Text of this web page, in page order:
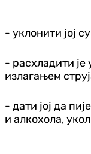
- уклонити јој
- расхладити
излагањем
- дати јој да
и алкохола,